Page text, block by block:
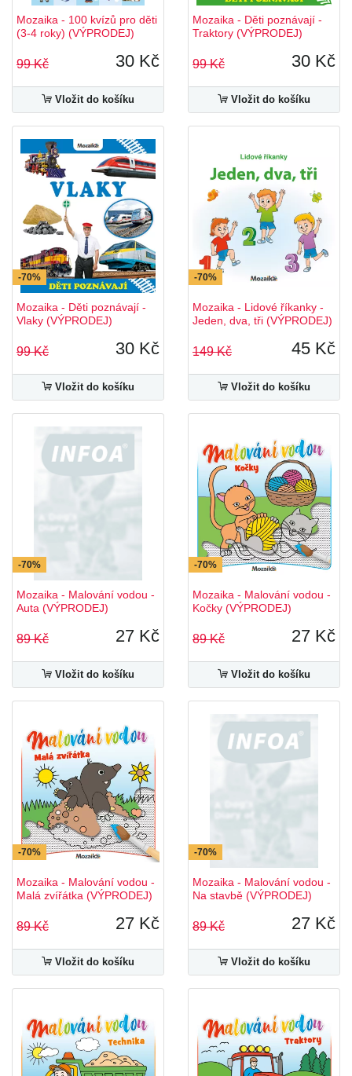
Mozaika - 100 kvízů pro děti
(3-4 roky) (VÝPRODEJ)
99 Kč 30 Kč
Vložit do košíku
Mozaika - Děti poznávají -
Traktory (VÝPRODEJ)
99 Kč 30 Kč
Vložit do košíku
-70%
Mozaika - Děti poznávají -
Vlaky (VÝPRODEJ)
99 Kč 30 Kč
Vložit do košíku
-70%
Mozaika - Lidové říkanky -
Jeden, dva, tři (VÝPRODEJ)
149 Kč 45 Kč
Vložit do košíku
-70%
Mozaika - Malování vodou -
Auta (VÝPRODEJ)
89 Kč 27 Kč
Vložit do košíku
-70%
Mozaika - Malování vodou -
Kočky (VÝPRODEJ)
89 Kč 27 Kč
Vložit do košíku
-70%
Mozaika - Malování vodou -
Malá zvířátka (VÝPRODEJ)
89 Kč 27 Kč
Vložit do košíku
-70%
Mozaika - Malování vodou -
Na stavbě (VÝPRODEJ)
89 Kč 27 Kč
Vložit do košíku